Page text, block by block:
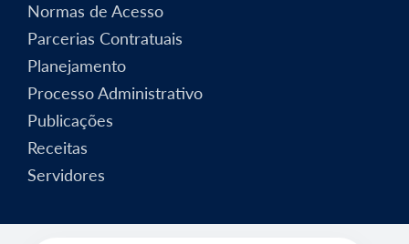
Normas de Acesso
Parcerias Contratuais
Planejamento
Processo Administrativo
Publicações
Receitas
Servidores